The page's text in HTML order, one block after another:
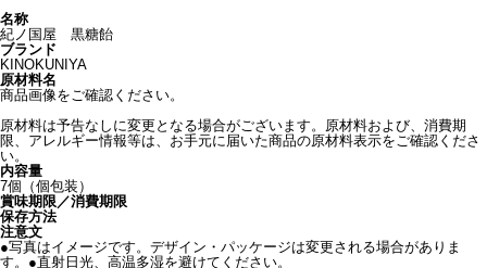
名称
紀ノ国屋 黒糖飴
ブランド
KINOKUNIYA
原材料名
商品画像をご確認ください。
原材料は予告なしに変更となる場合がございます。原材料および、消費期
限、アレルギー情報等は、お手元に届いた商品の原材料表示をご確認くださ
い。
内容量
7個（個包装）
賞味期限／消費期限
保存方法
注意文
●写真はイメージです。デザイン・パッケージは変更される場合がありま
す。●直射日光、高温多湿を避けてください。